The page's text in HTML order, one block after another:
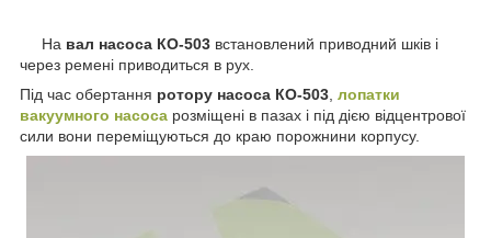
На вал насоса КО-503 встановлений приводний шків і
через ремені приводиться в рух.
Під час обертання ротору насоса КО-503, лопатки
вакуумного насоса розміщені в пазах і під дією відцентрової
сили вони переміщуються до краю порожнини корпусу.